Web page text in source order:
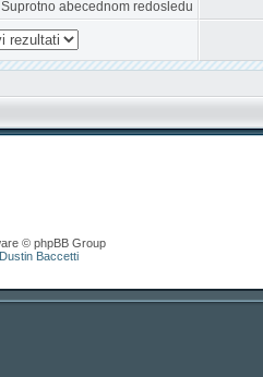
Suprotno abecednom redosledu
© phpBB Group
Dustin Baccetti